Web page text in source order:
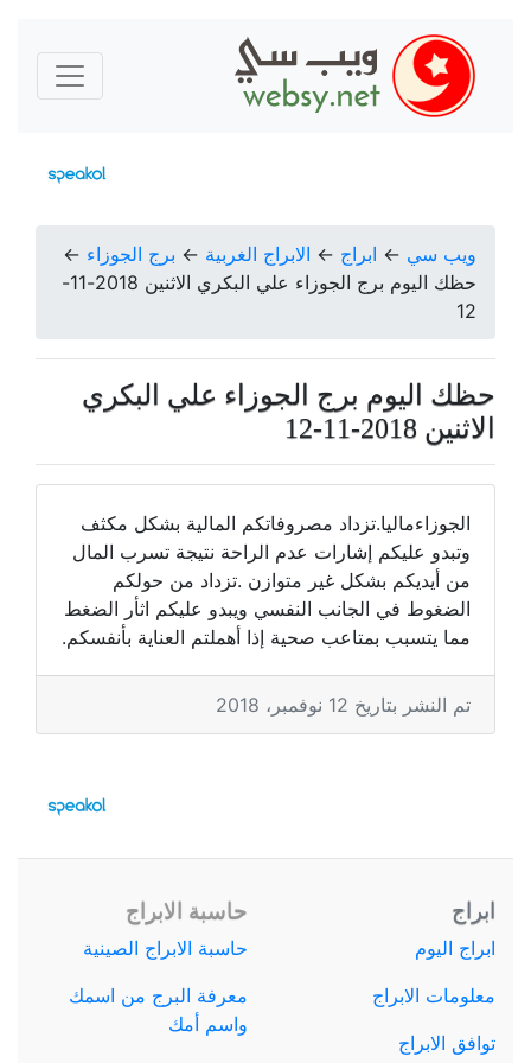
ويب سي ← ابراج ← الابراج الغربية ← برج الجوزاء ←
حظك اليوم برج الجوزاء علي البكري الاثنين 2018-11-
12
حظك اليوم برج الجوزاء علي البكري
الاثنين 2018-11-12
الجوزاءماليا.تزداد مصروفاتكم المالية بشكل مكثف
وتبدو عليكم إشارات عدم الراحة نتيجة تسرب المال
من أيديكم بشكل غير متوازن .تزداد من حولكم
الضغوط في الجانب النفسي ويبدو عليكم اثأر الضغط
مما يتسبب بمتاعب صحية إذا أهملتم العناية بأنفسكم.
تم النشر بتاريخ 12 نوفمبر، 2018
ابراج
ابراج اليوم
معلومات الابراج
توافق الابراج
حاسبة الابراج
حاسبة الابراج الصينية
معرفة البرج من اسمك
واسم أمك